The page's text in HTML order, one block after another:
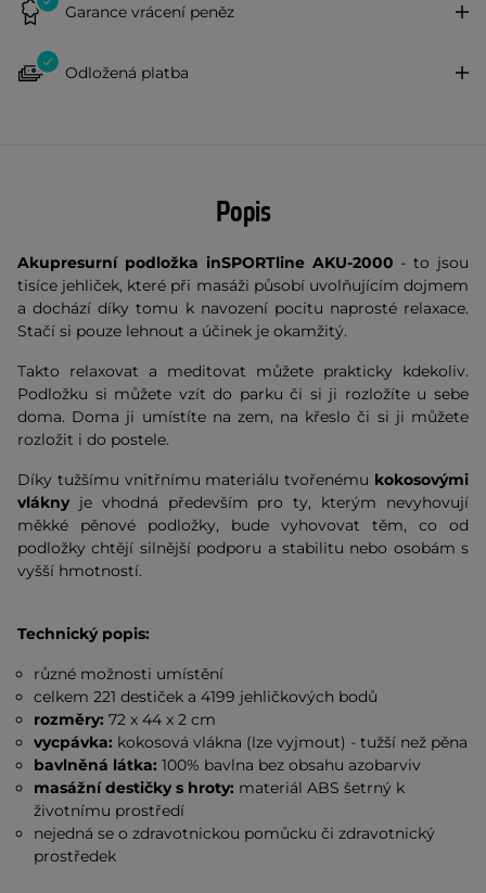
Garance vrácení peněz
Odložená platba
Popis
Akupresurní podložka inSPORTline AKU-2000 - to jsou
tisíce jehliček, které při masáži působí uvolňujícím dojmem
a dochází díky tomu k navození pocitu naprosté relaxace.
Stačí si pouze lehnout a účinek je okamžitý.
Takto relaxovat a meditovat můžete prakticky kdekoliv.
Podložku si můžete vzít do parku či si ji rozložíte u sebe
doma. Doma ji umístíte na zem, na křeslo či si ji můžete
rozložit i do postele.
Díky tužšímu vnitřnímu materiálu tvořenému kokosovými
vláknyje vhodná především pro ty, kterým nevyhovují
měkké pěnové podložky, bude vyhovovat těm, co od
podložky chtějí silnější podporu a stabilitu nebo osobám s
vyšší hmotností.
Technický popis:
různé možnosti umístění
celkem 221 destiček a 4199 jehličkových bodů
rozměry: 72 x 44 x 2 cm
vycpávka: kokosová vlákna (lze vyjmout) - tužší než pěna
bavlněná látka: 100% bavlna bez obsahu azobarviv
masážní destičky s hroty: materiál ABS šetrný k
životnímu prostředí
nejedná se o zdravotnickou pomůcku či zdravotnický
prostředek